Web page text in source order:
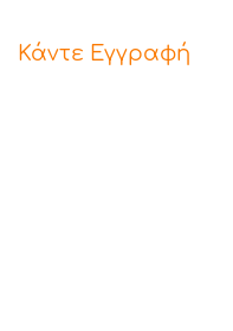
Κάντε Εγγραφή